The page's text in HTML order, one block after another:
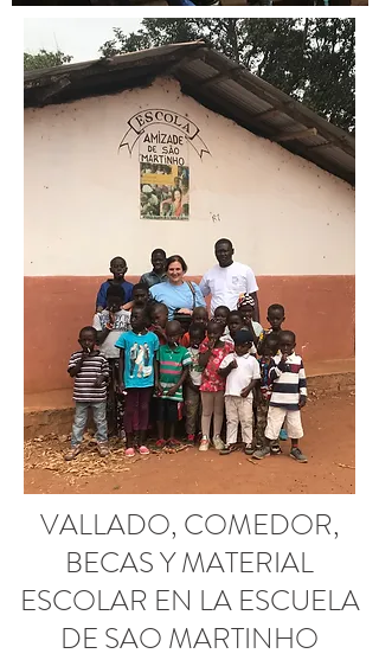
VALLADO, COMEDOR,
BECAS Y MATERIAL
ESCOLAR EN LA ESCUELA
DE SAO MARTINHO